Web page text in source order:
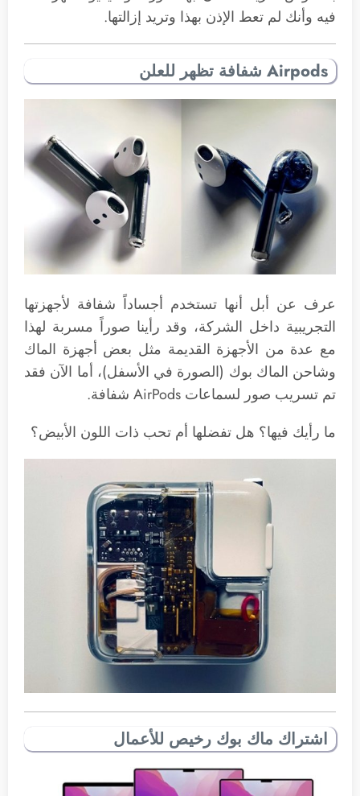
فيه وأنك لم تعط الإذن بهذا وتريد إزالتها.
Airpods شفافة تظهر للعلن
عرف عن أبل أنها تستخدم أجساداً شفافة لأجهزتها
التجريبية داخل الشركة، وقد رأينا صوراً مسربة لهذا
مع عدة من الأجهزة القديمة مثل بعض أجهزة الماك
وشاحن الماك بوك (الصورة في الأسفل)، أما الآن فقد
تم تسريب صور لسماعات AirPods شفافة.
ما رأيك فيها؟ هل تفضلها أم تحب ذات اللون الأبيض؟
اشتراك ماك بوك رخيص للأعمال